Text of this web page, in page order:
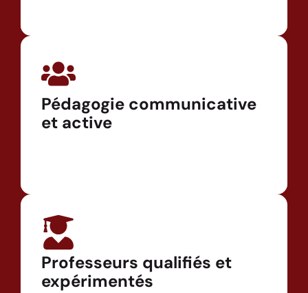
Pédagogie communicative
et active
Professeurs qualifiés et
expérimentés